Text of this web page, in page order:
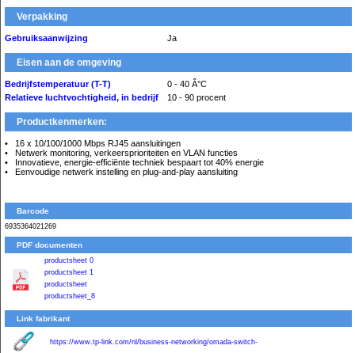
Verpakking
Gebruiksaanwijzing Ja
Eisen aan de omgeving
Bedrijfstemperatuur (T-T)
0 - 40 Â°C
Relatieve luchtvochtigheid, in bedrijf
10 - 90 procent
Productkenmerken:
16 x 10/100/1000 Mbps RJ45 aansluitingen
Netwerk monitoring, verkeersprioriteiten en VLAN functies
Innovatieve, energie-efficiënte techniek bespaart tot 40% energie
Eenvoudige netwerk instelling en plug-and-play aansluiting
Barcode
6935364021269
PDF documenten
productsheet 0
productsheet 1
productsheet
productsheet_8
Link fabrikant
https://www.tp-link.com/nl/business-networking/omada-switch-